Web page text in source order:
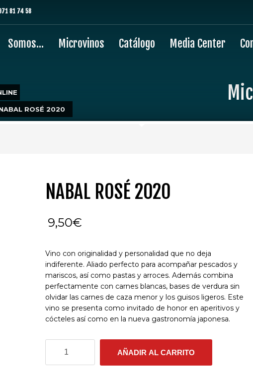
81 74 58
Somos… Microvinos Catálogo Media Center
ROSÉ 2020
NABAL ROSÉ 2020
9,50€
Vino con originalidad y personalidad que no deja
indiferente. Aliado perfecto para acompañar pescados y
mariscos, así como pastas y arroces. Además combina
perfectamente con carnes blancas, bases de verdura sin
olvidar las carnes de caza menor y los guisos ligeros. Este
vino se presenta como invitado de honor en aperitivos y
cócteles así como en la nueva gastronomía japonesa.
ROSÉ
2020
AÑADIR AL CARRITO